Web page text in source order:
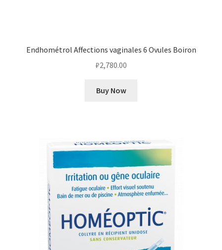
Endhométrol Affections vaginales 6 Ovules Boiron
₽2,780.00
Buy Now